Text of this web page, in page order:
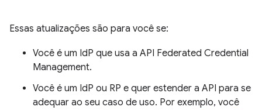
Essas atualizações são para você se:
Você é um IdP que usa a API Federated Credential
Management.
Você é um IdP ou RP e quer estender a API para se
adequar ao seu caso de uso. Por exemplo, você